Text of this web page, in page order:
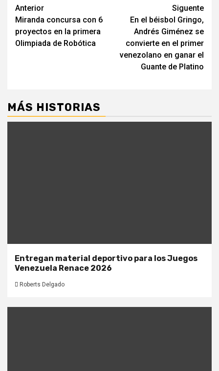
Navegación
de
entradas
Anterior
Miranda concursa con 6
proyectos en la primera
Olimpiada de Robótica
Siguente
En el béisbol Gringo,
Andrés Giménez se
convierte en el primer
venezolano en ganar el
Guante de Platino
MÁS HISTORIAS
Entregan material deportivo para los Juegos
Venezuela Renace 2026
Roberts Delgado